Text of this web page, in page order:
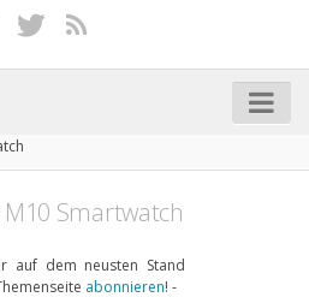
im Test
M10 Smartwatch
auf dem neusten Stand
abonnieren! -